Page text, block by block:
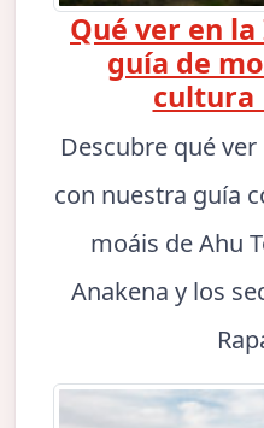
Qué ver en
guía de
cultura
Descubre qué
con nuestra guía
moáis de Ahu
Anakena y los